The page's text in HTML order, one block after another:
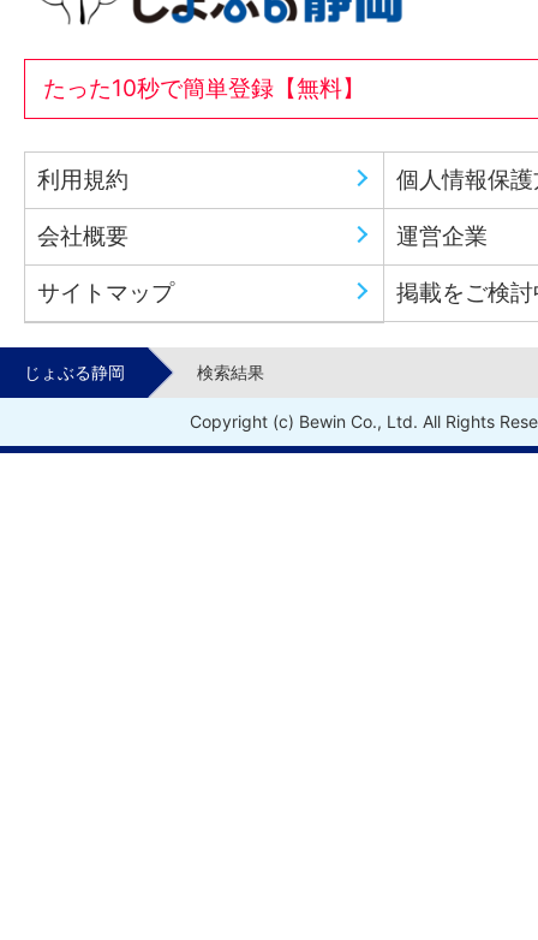
たった10秒で簡単登録【無料】
利用規約 個人情報保
会社概要 運営企業
サイトマップ 掲載をご検
じょぶる静岡 検索結果
Copyright (c) Bewin Co., Ltd. All Rights